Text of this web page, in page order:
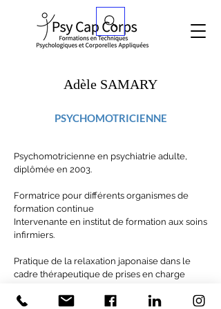
Adèle SAMARY
PSYCHOMOTRICIENNE
Psychomotricienne en psychiatrie adulte,
diplômée en 2003.
Formatrice pour différents organismes de
formation continue
Intervenante en institut de formation aux soins
infirmiers.
Pratique de la relaxation japonaise dans le
cadre thérapeutique de prises en charge